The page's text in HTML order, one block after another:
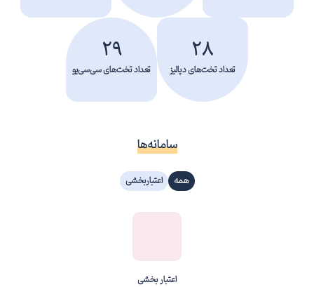
28
تعداد تخت‌های دیالیز
29
تعداد تخت‌های سی‌سی‌یو
سامانه‌ها
همه اعتباربخشی
اعتبار بخشی